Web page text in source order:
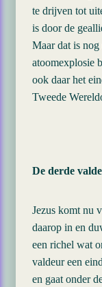
te drijven tot
is door de
Maar dat is
atoomexplosie
ook daar het
Tweede
De derde
Jezus komt nu
daarop in en
een richel wat
valdeur een
en gaat onder